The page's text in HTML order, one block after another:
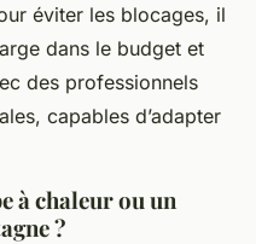
éviter les blocages, il
dans le budget et
des professionnels
capables d’adapter
à chaleur ou un
?